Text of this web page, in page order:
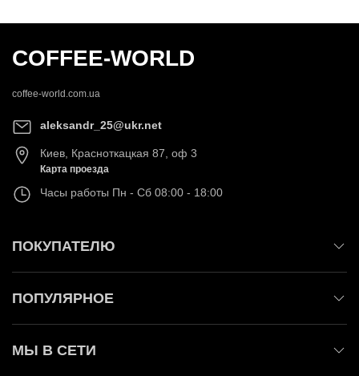
COFFEE-WORLD
coffee-world.com.ua
aleksandr_25@ukr.net
Киев, Красноткацкая 87, оф 3
Карта проезда
Часы работы Пн - Сб 08:00 - 18:00
ПОКУПАТЕЛЮ
ПОПУЛЯРНОЕ
МЫ В СЕТИ